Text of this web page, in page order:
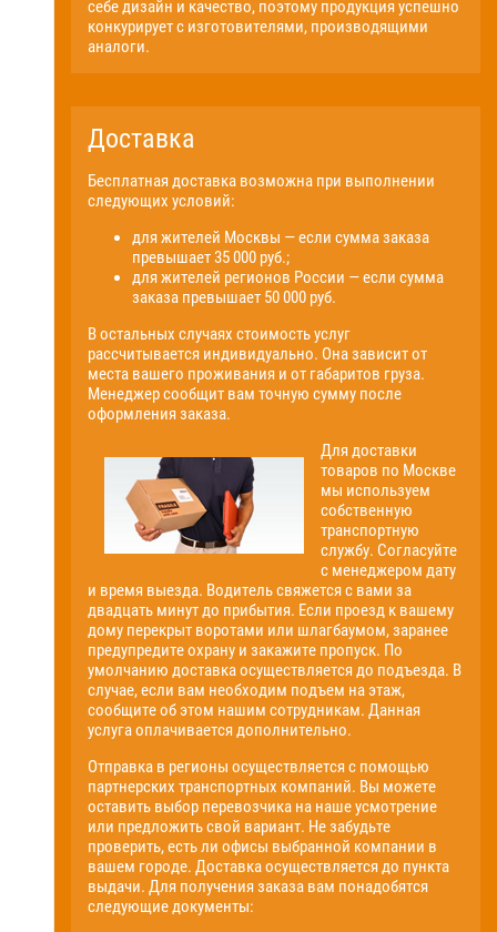
себе дизайн и качество, поэтому продукция успешно
конкурирует с изготовителями, производящими
аналоги.
Доставка
Бесплатная доставка возможна при выполнении
следующих условий:
для жителей Москвы — если сумма заказа
превышает 35 000 руб.;
для жителей регионов России — если сумма
заказа превышает 50 000 руб.
В остальных случаях стоимость услуг
рассчитывается индивидуально. Она зависит от
места вашего проживания и от габаритов груза.
Менеджер сообщит вам точную сумму после
оформления заказа.
Для доставки
товаров по Москве
мы используем
собственную
транспортную
службу. Согласуйте
с менеджером дату
и время выезда. Водитель свяжется с вами за
двадцать минут до прибытия. Если проезд к вашему
дому перекрыт воротами или шлагбаумом, заранее
предупредите охрану и закажите пропуск. По
умолчанию доставка осуществляется до подъезда. В
случае, если вам необходим подъем на этаж,
сообщите об этом нашим сотрудникам. Данная
услуга оплачивается дополнительно.
Отправка в регионы осуществляется с помощью
партнерских транспортных компаний. Вы можете
оставить выбор перевозчика на наше усмотрение
или предложить свой вариант. Не забудьте
проверить, есть ли офисы выбранной компании в
вашем городе. Доставка осуществляется до пункта
выдачи. Для получения заказа вам понадобятся
следующие документы: